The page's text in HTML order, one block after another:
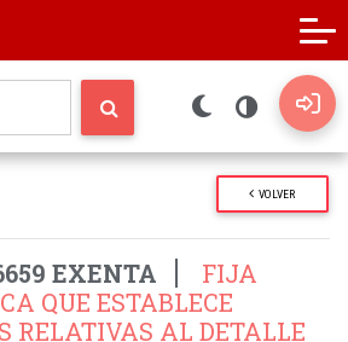
VOLVER
EXENTA
FIJA
QUE ESTABLECE
RELATIVAS AL DETALLE